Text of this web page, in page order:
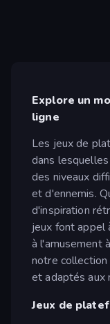
Explore un
ligne
Les jeux de
dans
des niveaux
et d'ennemis.
d'inspiration
jeux font appel
à l'amusement
notre
et adaptés aux
Jeux de